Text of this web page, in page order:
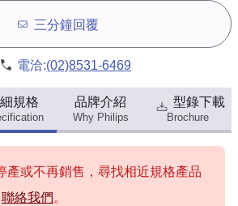
三分鐘回覆
電洽:(02)8531-6469
規格 品牌介紹
Why Philips
型錄下載
Brochure
產或不再銷售，尋找相近規格產品
聯絡我們 。